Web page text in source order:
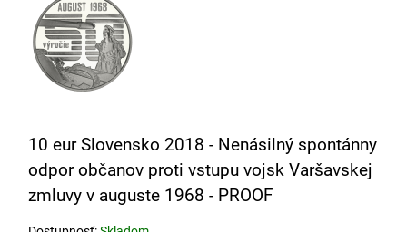
10 eur Slovensko 2018 - Nenásilný spontánny
odpor občanov proti vstupu vojsk Varšavskej
zmluvy v auguste 1968 - PROOF